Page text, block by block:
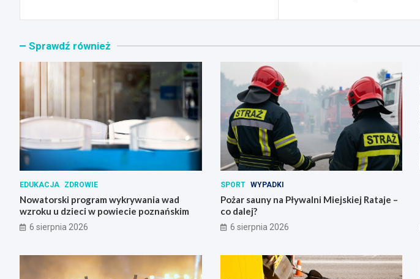
Sprawdź również
EDUKACJA ZDROWIE
Nowatorski program wykrywania wad
wzroku u dzieci w powiecie poznańskim
6 sierpnia 2026
SPORT WYPADKI
Pożar sauny na Pływalni Miejskiej Rataje –
co dalej?
6 sierpnia 2026